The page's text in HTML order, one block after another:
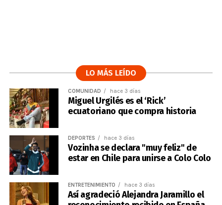
LO MÁS LEÍDO
COMUNIDAD hace 3 días
Miguel Urgilés es el ‘Rick’
ecuatoriano que compra historia
DEPORTES hace 3 días
Vozinha se declara "muy feliz" de
estar en Chile para unirse a Colo Colo
ENTRETENIMIENTO hace 3 días
Así agradeció Alejandra Jaramillo el